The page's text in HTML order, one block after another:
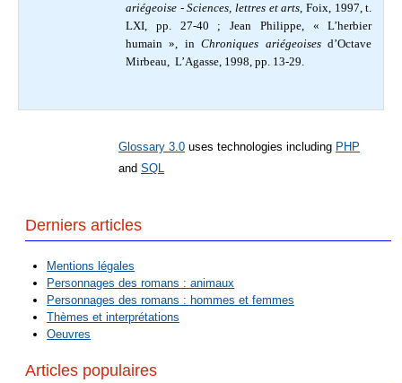
ariégeoise - Sciences, lettres et arts, Foix, 1997, t.
LXI, pp. 27-40 ;Jean Philippe, « L’herbier
humain », inChroniques ariégeoisesd’Octave
Mirbeau, L’Agasse, 1998, pp. 13-29.
Glossary 3.0 uses technologies including PHP
and SQL
Derniers articles
Mentions légales
Personnages des romans : animaux
Personnages des romans : hommes et femmes
Thèmes et interprétations
Oeuvres
Articles populaires